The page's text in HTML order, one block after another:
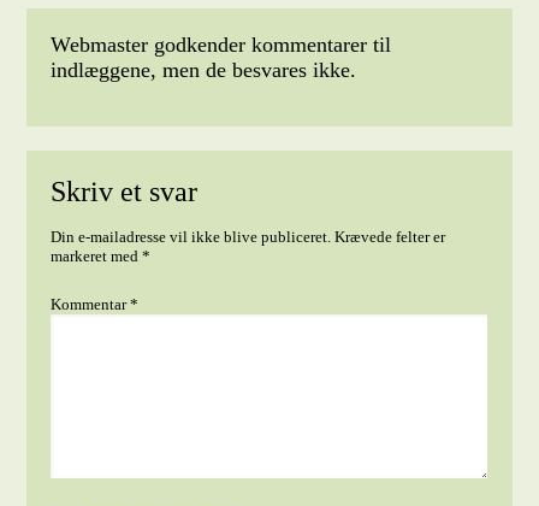
Webmaster godkender kommentarer til
indlæggene, men de besvares ikke.
Skriv et svar
Din e-mailadresse vil ikke blive publiceret. Krævede felter er
markeret med*
Kommentar*